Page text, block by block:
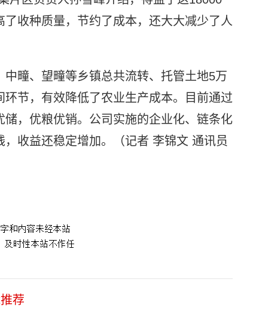
收种质量，节约了成本，还大大减少了人
疃、望疃等乡镇总共流转、托管土地5万
节，有效降低了农业生产成本。目前通过
，优粮优销。公司实施的企业化、链条化
收益还稳定增加。（记者 李锦文 通讯员
荐